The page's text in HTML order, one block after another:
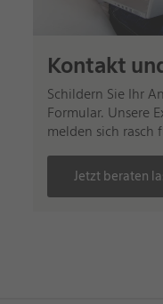
Kontakt
Schildern Sie Ihr
Formular. Unsere
melden sich rasch
Jetzt beraten